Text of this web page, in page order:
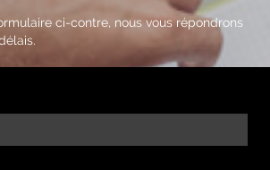
ci-contre, nous vous répondrons